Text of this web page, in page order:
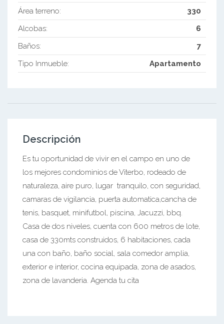
Área terreno:
330
Alcobas:
6
Baños:
7
Tipo Inmueble:
Apartamento
Descripción
Es tu oportunidad de vivir en el campo en uno de
los mejores condominios de Viterbo, rodeado de
naturaleza, aire puro, lugar tranquilo, con seguridad,
camaras de vigilancia, puerta automatica,cancha de
tenis, basquet, minifutbol, piscina, Jacuzzi, bbq.
Casa de dos niveles, cuenta con 600 metros de lote,
casa de 330mts construidos, 6 habitaciones, cada
una con baño, baño social, sala comedor amplia,
exterior e interior, cocina equipada, zona de asados,
zona de lavanderia. Agenda tu cita